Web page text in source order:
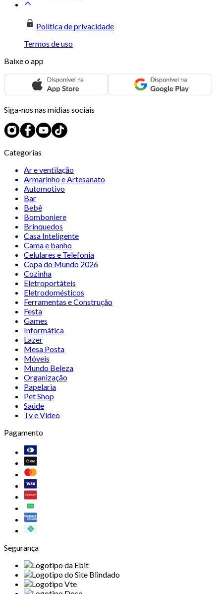
Política de privacidade
Termos de uso
Baixe o app
Siga-nos nas mídias sociais
Categorias
Ar e ventilação
Armarinho e Artesanato
Automotivo
Bar
Bebê
Bomboniere
Brinquedos
Casa Inteligente
Cama e banho
Celulares e Telefonia
Copa do Mundo 2026
Cozinha
Eletroportáteis
Eletrodomésticos
Ferramentas e Construção
Festa
Games
Informática
Lazer
Mesa Posta
Móveis
Mundo Beleza
Organização
Papelaria
Pet Shop
Saúde
Tv e Vídeo
Pagamento
Segurança